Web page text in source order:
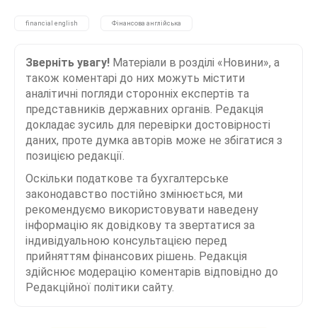
financial english Фінансова англійська
Зверніть увагу! Матеріали в розділі «Новини», а
також коментарі до них можуть містити
аналітичні погляди сторонніх експертів та
представників державних органів. Редакція
докладає зусиль для перевірки достовірності
даних, проте думка авторів може не збігатися з
позицією редакції.
Оскільки податкове та бухгалтерське
законодавство постійно змінюється, ми
рекомендуємо використовувати наведену
інформацію як довідкову та звертатися за
індивідуальною консультацією перед
прийняттям фінансових рішень. Редакція
здійснює модерацію коментарів відповідно до
Редакційної політики сайту.